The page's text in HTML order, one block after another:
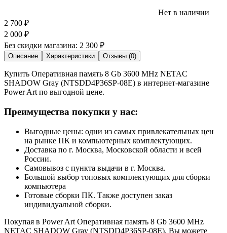
Нет в наличии
2 700 ₽
2 000 ₽
Без скидки магазина: 2 300 ₽
Описание Характеристики Отзывы (0)
Купить Оперативная память 8 Gb 3600 MHz NETAC
SHADOW Gray (NTSDD4P36SP-08E) в интернет-магазине
Power Art по выгодной цене.
Преимущества покупки у нас:
Выгодные цены: одни из самых привлекательных цен
на рынке ПК и компьютерных комплектующих.
Доставка по г. Москва, Московской области и всей
России.
Самовывоз с пункта выдачи в г. Москва.
Большой выбор топовых комплектующих для сборки
компьютера
Готовые сборки ПК. Также доступен заказ
индивидуальной сборки.
Покупая в Power Art Оперативная память 8 Gb 3600 MHz
NETAC SHADOW Gray (NTSDD4P36SP-08E), Вы можете